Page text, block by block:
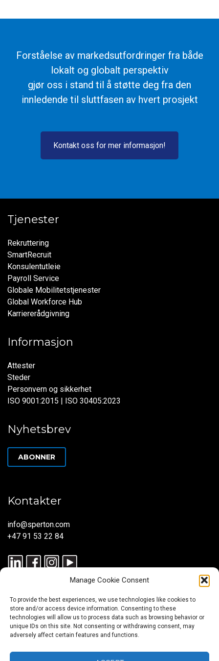
Manage Cookie Consent
To provide the best experiences, we use technologies like cookies to
store and/or access device information. Consenting to these
technologies will allow us to process data such as browsing behavior or
unique IDs on this site. Not consenting or withdrawing consent, may
adversely affect certain features and functions.
Forståelse av markedsutfordringer fra både
lokalt og globalt perspektiv
gjør oss i stand til å støtte deg fra den
innledende til sluttfasen av hvert prosjekt
Kontakt oss for mer informasjon!
Tjenester
Rekruttering
SmartRecruit
Konsulentutleie
Payroll Service
Globale Mobilitetstjenester
Global Workforce Hub
Karriererådgivning
Informasjon
Attester
Steder
Personvern og sikkerhet
ISO 9001:2015 | ISO 30405:2023
Nyhetsbrev
ABONNER
Kontakter
info@sperton.com
+47 91 53 22 84
© 2025 SPERTON — ALLE RETTIGHETER RESERVERT. ISO